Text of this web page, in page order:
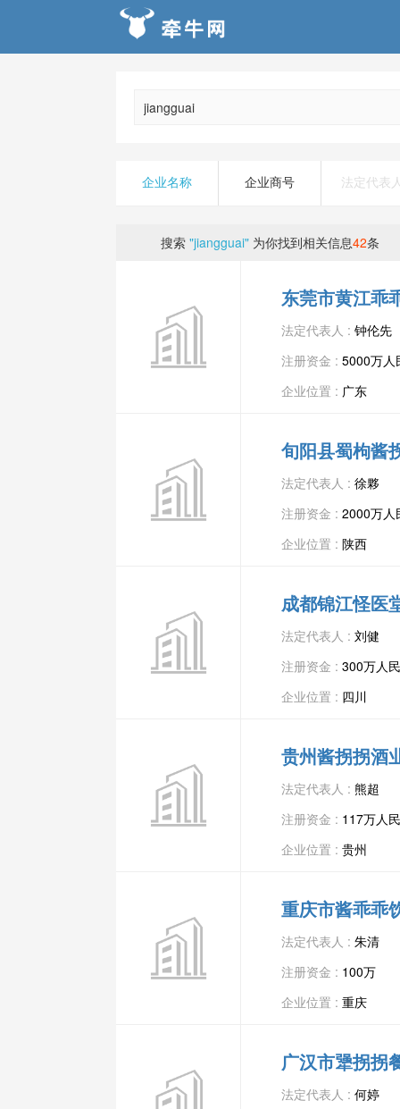
企业名称 企业商号 法定代表
搜索 "jiangguai" 为你找到相关信息42条
东莞市黄江乖
法定代表人 : 钟伦先
注册资金 : 5000万人
企业位置 : 广东
旬阳县蜀枸酱
法定代表人 : 徐夥
注册资金 : 2000万人
企业位置 : 陕西
成都锦江怪医
法定代表人 : 刘健
注册资金 : 300万人
企业位置 : 四川
贵州酱拐拐酒
法定代表人 : 熊超
注册资金 : 117万人
企业位置 : 贵州
重庆市酱乖乖
法定代表人 : 朱清
注册资金 : 100万
企业位置 : 重庆
广汉市犟拐拐
法定代表人 : 何婷